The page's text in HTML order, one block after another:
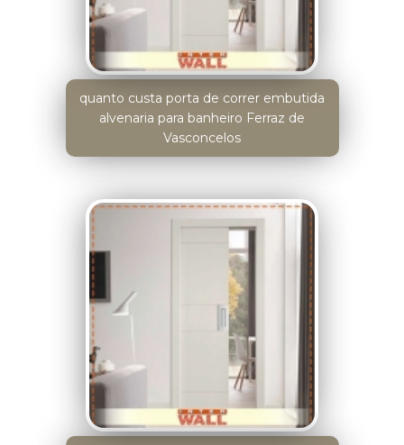
quanto custa porta de correr embutida
alvenaria para banheiro Ferraz de
Vasconcelos